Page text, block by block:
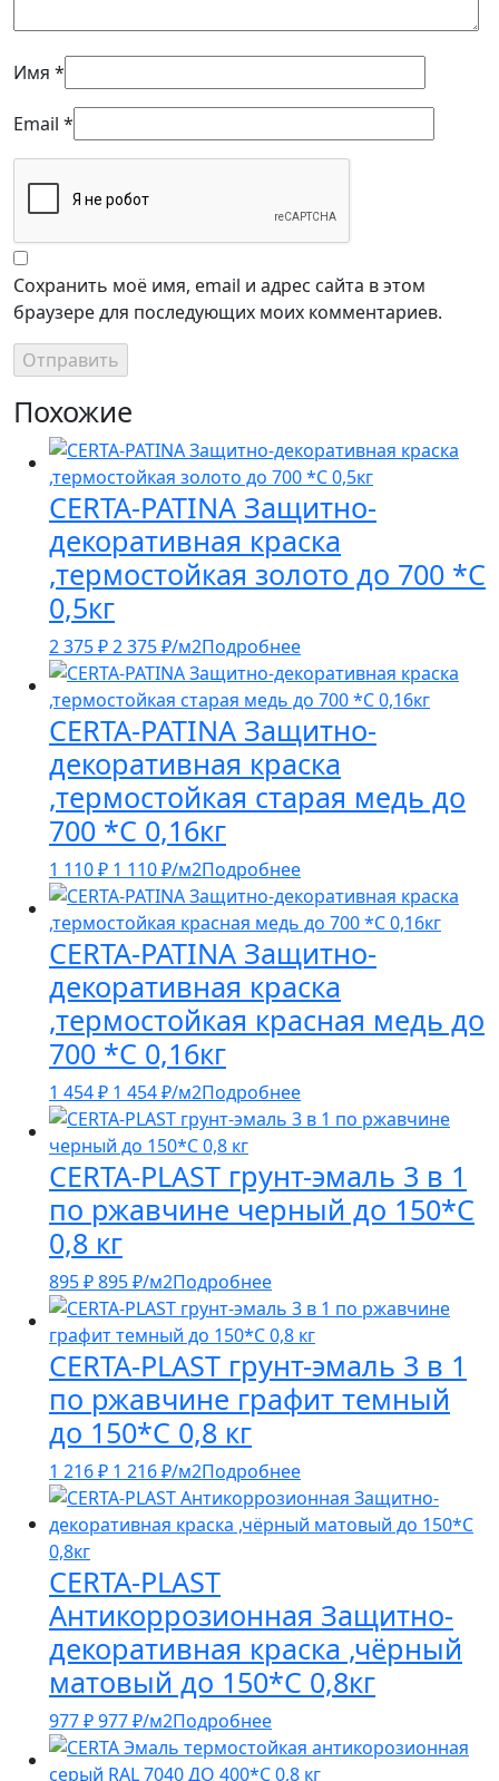
Имя *
Email *
Сохранить моё имя, email и адрес сайта в этом
браузере для последующих моих комментариев.
Похожие
CERTA-PATINA Защитно-
декоративная краска
,термостойкая золото до 700 *С
0,5кг
2 375₽2 375₽/м2Подробнее
CERTA-PATINA Защитно-
декоративная краска
,термостойкая старая медь до
700 *С 0,16кг
1 110₽ 1 110₽/м2Подробнее
CERTA-PATINA Защитно-
декоративная краска
,термостойкая красная медь до
700 *С 0,16кг
1 454₽ 1 454₽/м2Подробнее
CERTA-PLAST грунт-эмаль 3 в 1
по ржавчине черный до 150*С
0,8 кг
895₽895₽/м2Подробнее
CERTA-PLAST грунт-эмаль 3 в 1
по ржавчине графит темный
до 150*С 0,8 кг
1 216₽ 1 216₽/м2Подробнее
CERTA-PLAST
Антикоррозионная Защитно-
декоративная краска ,чёрный
матовый до 150*С 0,8кг
977₽977₽/м2Подробнее